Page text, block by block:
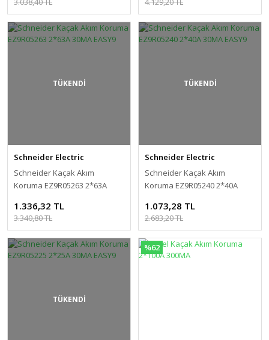
TÜKENDİ
Schneider Electric
Schneider Kaçak Akım
Koruma EZ9R05263 2*63A
1.336,32 TL
3.340,80 TL
TÜKENDİ
Schneider Electric
Schneider Kaçak Akım
Koruma EZ9R05240 2*40A
1.073,28 TL
2.683,20 TL
TÜKENDİ
%62